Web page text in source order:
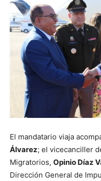
El mandatario viaja
Álvarez; el vicecanciller
Migratorios, Opinio Díaz
Dirección General de